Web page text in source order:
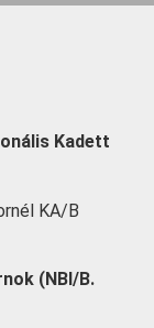
Kadett
KA/B
(NBI/B.